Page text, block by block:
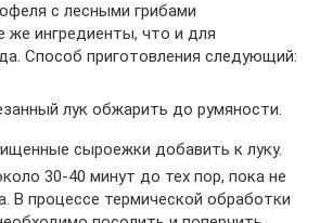
с лесными грибами
же ингредиенты, что и для
Способ приготовления следующий:
лук обжарить до румяности.
сыроежки добавить к луку.
30-40 минут до тех пор, пока не
В процессе термической обработки